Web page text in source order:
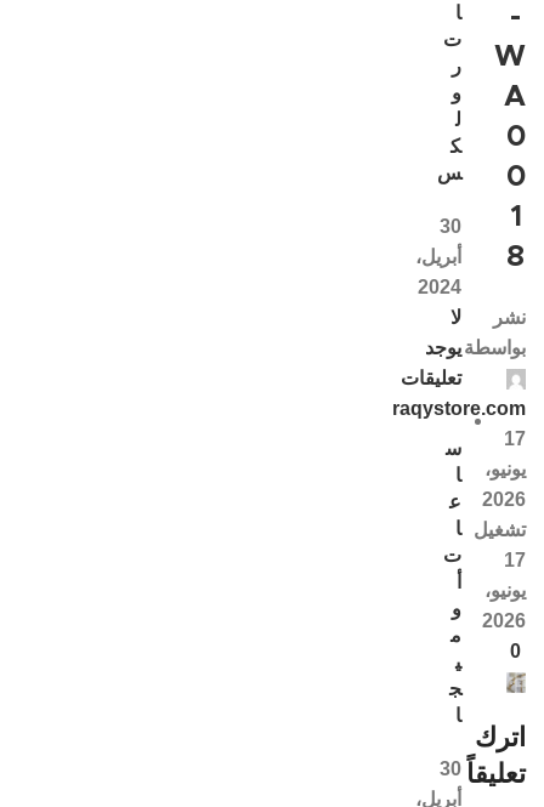
-
W
A
0
0
1
8
نشر
بواسطة
raqystore.com
17
يونيو،
2026
تشغيل
17
يونيو،
2026
0
اترك
تعليقاً
ا
ت
ر
و
ل
ك
س
30
أبريل،
2024
لا
يوجد
تعليقات
س
ا
ع
ا
ت
و
م
ي
ج
ا
30
أبريل،